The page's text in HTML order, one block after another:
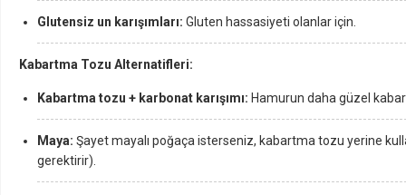
Glutensiz un karışımları: Gluten hassasiyeti olanlar için.
Kabartma Tozu Alternatifleri:
Kabartma tozu + karbonat karışımı: Hamurun daha güzel
Maya: Şayet mayalı poğaça isterseniz, kabartma tozu yerine
gerektirir).